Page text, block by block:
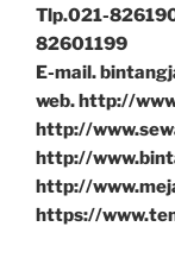
Tlp.021-
82601199
E-mail.
web. http://
http://
http://
http://
https://